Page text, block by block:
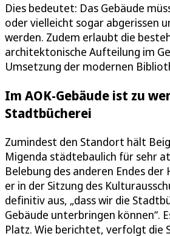
Dies bedeutet: Das Gebäude
oder vielleicht sogar abgerissen
werden. Zudem erlaubt die
architektonische Aufteilung im
Umsetzung der modernen
Im AOK-Gebäude ist zu
Stadtbücherei
Zumindest den Standort hält
Migenda städtebaulich für sehr
Belebung des anderen Endes
er in der Sitzung des
definitiv aus, „dass wir die
Gebäude unterbringen können“.
Platz. Wie berichtet, verfolgt die